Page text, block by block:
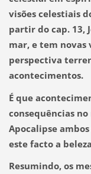
visões celestiais
partir do cap. 13,
mar, e tem novas
perspectiva
acontecimentos.
É que
consequências
Apocalipse
este facto a
Resumindo, os